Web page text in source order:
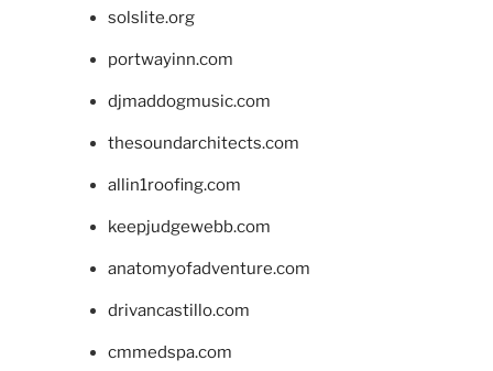
solslite.org
portwayinn.com
djmaddogmusic.com
thesoundarchitects.com
allin1roofing.com
keepjudgewebb.com
anatomyofadventure.com
drivancastillo.com
cmmedspa.com